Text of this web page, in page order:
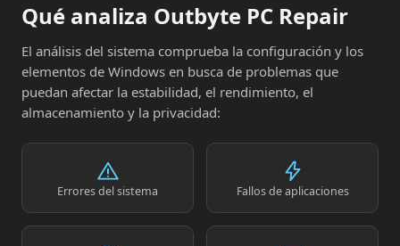
Qué analiza Outbyte PC Repair
El análisis del sistema comprueba la configuración y los
elementos de Windows en busca de problemas que
puedan afectar la estabilidad, el rendimiento, el
almacenamiento y la privacidad:
Errores del sistema Fallos de aplicaciones